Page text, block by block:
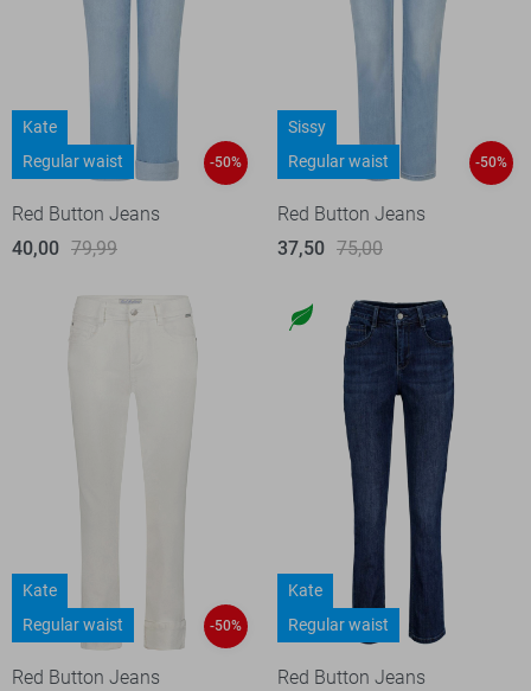
Kate
Regular waist
-50%
Red Button Jeans
40,00 79,99
Sissy
Regular waist
-50%
Red Button Jeans
37,50 75,00
Kate
Regular waist
-50%
Red Button Jeans
Kate
Regular waist
Red Button Jeans